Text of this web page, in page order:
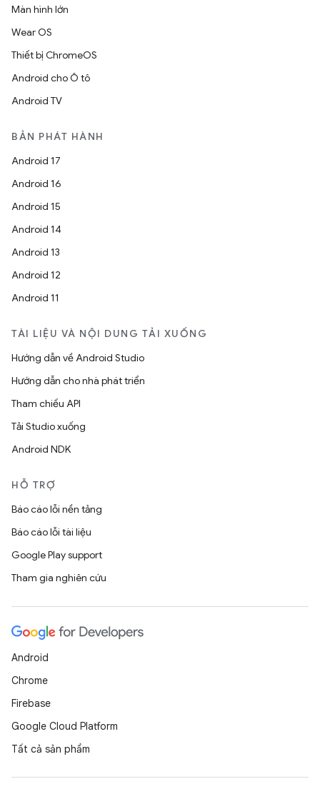
Màn hình lớn
Wear OS
Thiết bị ChromeOS
Android cho Ô tô
Android TV
BẢN PHÁT HÀNH
Android 17
Android 16
Android 15
Android 14
Android 13
Android 12
Android 11
TÀI LIỆU VÀ NỘI DUNG TẢI XUỐNG
Hướng dẫn về Android Studio
Hướng dẫn cho nhà phát triển
Tham chiếu API
Tải Studio xuống
Android NDK
HỖ TRỢ
Báo cáo lỗi nền tảng
Báo cáo lỗi tài liệu
Google Play support
Tham gia nghiên cứu
Android
Chrome
Firebase
Google Cloud Platform
Tất cả sản phẩm